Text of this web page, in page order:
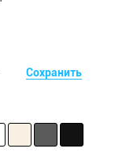
Сохранить